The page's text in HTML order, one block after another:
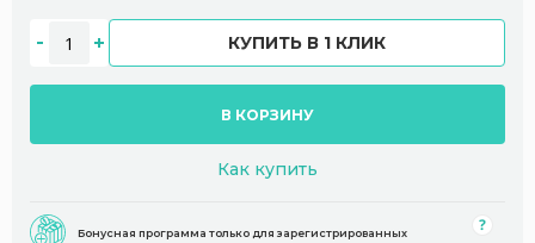
КУПИТЬ В 1 КЛИК
В КОРЗИНУ
Как купить
Бонусная программа только для зарегистрированных